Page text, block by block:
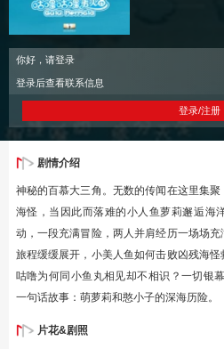
你好，请登录
登录后查看联系信息
登录/注册
剧情介绍
神秘的百慕大三角。无数的传闻在这里集
海怪，当因此而落难的小人鱼萝莉邂逅海
动，一段充满冒险，两人并肩经历一场场
旅程缓缓展开，小美人鱼如何击败凶残海
咕噜为何同小鱼丸相见却不相识？一切银
一句话故事：萌萝莉和憨小子的深海历险。
片花&剧照